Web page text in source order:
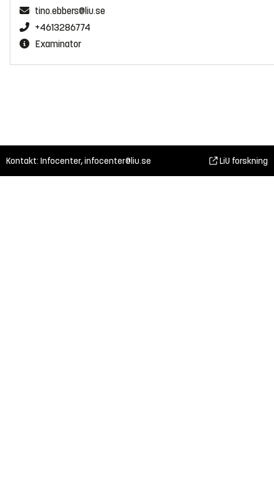
tino.ebbers@liu.se
+4613286774
Examinator
Kontakt: Infocenter,infocenter@liu.se LiU forskning